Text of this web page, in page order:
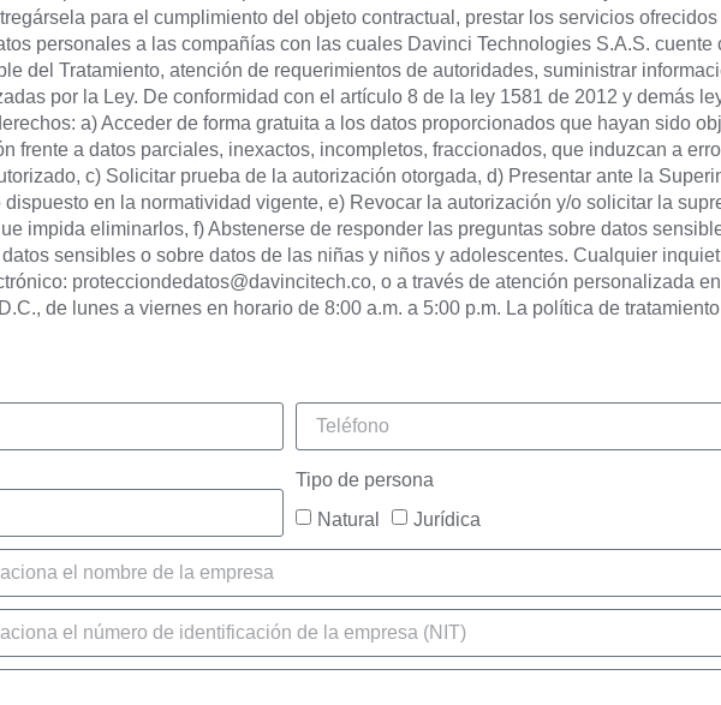
para el cumplimiento del objeto contractual, prestar los servicios
personales a las compañías con las cuales Davinci Technologies S.A.S. cuente
del Tratamiento, atención de requerimientos de autoridades, suministrar
por la Ley. De conformidad con el artículo 8 de la ley 1581 de 2012 y demás
a) Acceder de forma gratuita a los datos proporcionados que hayan sido
frente a datos parciales, inexactos, incompletos, fraccionados, que induzcan a
c) Solicitar prueba de la autorización otorgada, d) Presentar ante la
en la normatividad vigente, e) Revocar la autorización y/o solicitar la
impida eliminarlos, f) Abstenerse de responder las preguntas sobre datos
sensibles o sobre datos de las niñas y niños y adolescentes. Cualquier
protecciondedatos@davincitech.co, o a través de atención personalizada
de lunes a viernes en horario de 8:00 a.m. a 5:00 p.m. La política de
Tipo de persona
Natural
Jurídica